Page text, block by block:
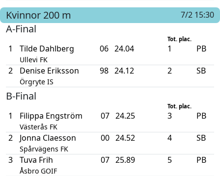
Kvinnor 200 m 7/2 15:30
A-Final
Tot. plac.
1 Tilde Dahlberg
Ullevi FK
06 24.04 1 PB
2 Denise Eriksson
Örgryte IS
98 24.12 2 SB
B-Final
Tot. plac.
1 Filippa Engström
Västerås FK
07 24.25 3 PB
2 Jonna Claesson
Spårvägens FK
00 24.52 4 SB
3 Tuva Frih
Åsbro GOIF
07 25.89 5 PB